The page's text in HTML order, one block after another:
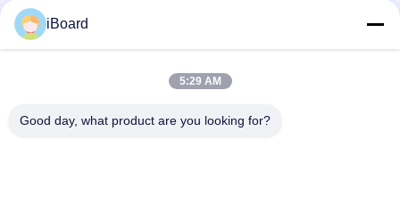
iBoard
5:29 AM
Good day, what product are you looking for?